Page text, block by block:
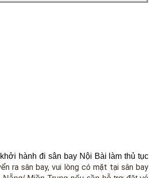
hành đi sân bay Nội Bài làm thủ tục
ra sân bay, vui lòng có mặt tại sân bay